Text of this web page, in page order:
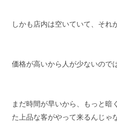
しかも店内は空いていて、それ
価格が高いから人が少ないので
まだ時間が早いから、もっと暗
た上品な客がやって来るんじゃ